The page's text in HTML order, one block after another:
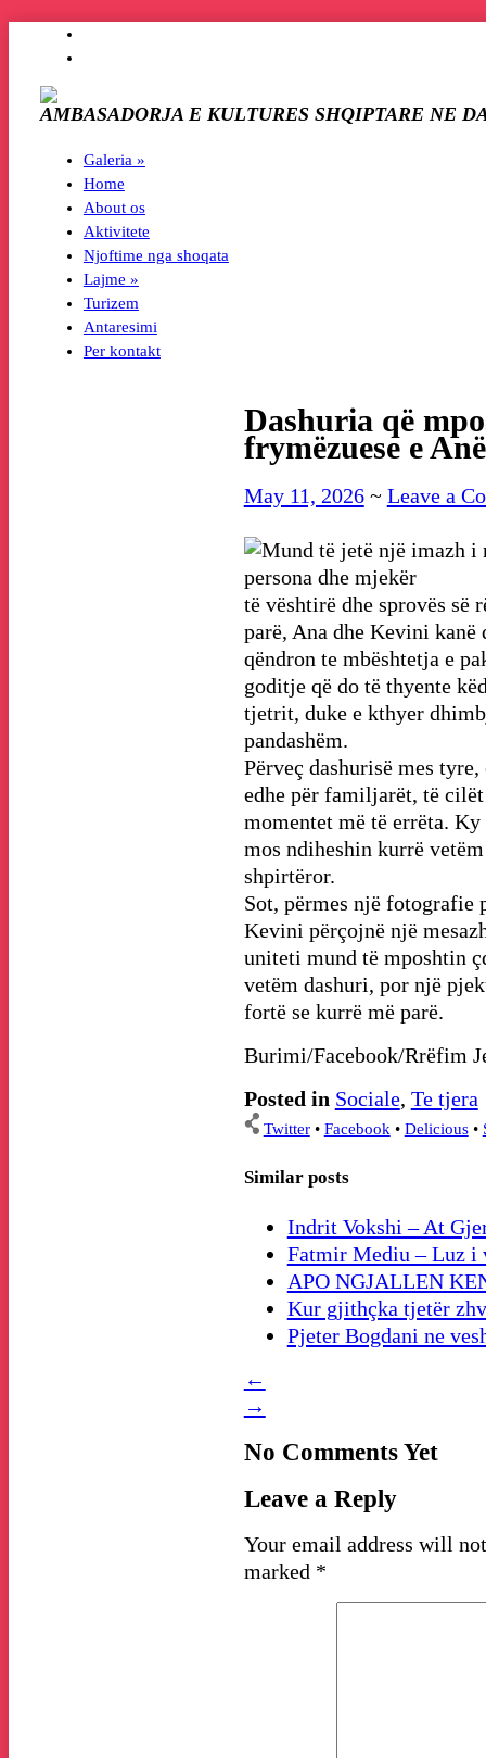
AMBASADORJA E KULTURES SHQIPTARE NE
Galeria »
Home
About os
Aktivitete
Njoftime nga shoqata
Lajme »
Turizem
Antaresimi
Per kontakt
Dashuria që
frymëzuese e
May 11, 2026 ~ Leave a
të vështirë dhe sprovës së
parë, Ana dhe Kevini
qëndron te mbështetja e
goditje që do të thyente
tjetrit, duke e kthyer
pandashëm.
Përveç dashurisë mes
edhe për familjarët, të
momentet më të errëta.
mos ndiheshin kurrë
shpirtëror.
Sot, përmes një fotografie
Kevini përçojnë një
uniteti mund të mposhtin
vetëm dashuri, por një
fortë se kurrë më parë.
Burimi/Facebook/Rrëfim
Posted in Sociale, Te tjera
Twitter• Facebook • Delicious•
Similar posts
Indrit Vokshi – At
Fatmir Mediu – Luz i
APO NGJALLEN
Kur gjithçka tjetër
Pjeter Bogdani ne
←
→
No Comments Yet
Leave a Reply
Your email address will
marked *